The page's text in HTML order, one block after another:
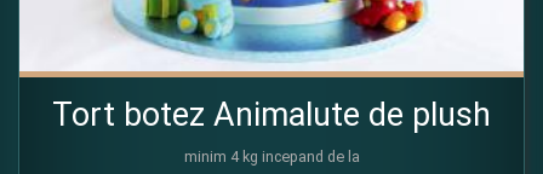
Tort botez Animalute de plush
minim 4 kg incepand de la